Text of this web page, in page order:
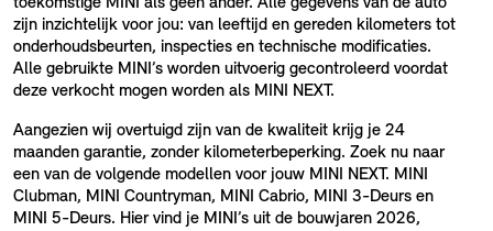
zijn inzichtelijk voor jou: van leeftijd en gereden kilometers tot
onderhoudsbeurten, inspecties en technische modificaties.
Alle gebruikte MINI’s worden uitvoerig gecontroleerd voordat
deze verkocht mogen worden als MINI NEXT.
Aangezien wij overtuigd zijn van de kwaliteit krijg je 24
maanden garantie, zonder kilometerbeperking. Zoek nu naar
een van de volgende modellen voor jouw MINI NEXT. MINI
Clubman, MINI Countryman, MINI Cabrio, MINI 3-Deurs en
MINI 5-Deurs. Hier vind je MINI’s uit de bouwjaren 2026,